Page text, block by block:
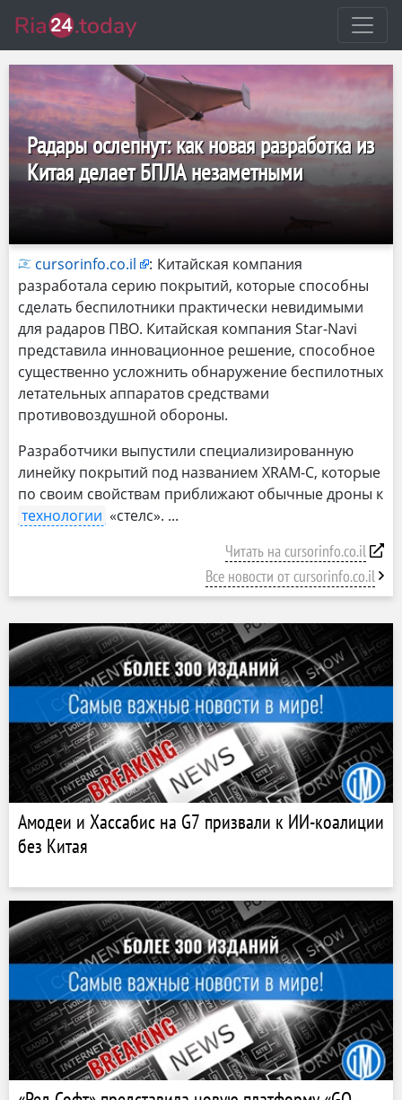
Радары ослепнут: как новая разработка из
Китая делает БПЛА незаметными
cursorinfo.co.il : Китайская компания
разработала серию покрытий, которые способны
сделать беспилотники практически невидимыми
для радаров ПВО. ​Китайская компания Star-Navi
представила инновационное решение, способное
существенно усложнить обнаружение беспилотных
летательных аппаратов средствами
противовоздушной обороны.
Разработчики выпустили специализированную
линейку покрытий под названием XRAM-C, которые
по своим свойствам приближают обычные дроны к
технологии «стелс».
Читать на cursorinfo.co.il
Все новости от cursorinfo.co.il
Амодеи и Хассабис на G7 призвали к ИИ-коалиции
без Китая